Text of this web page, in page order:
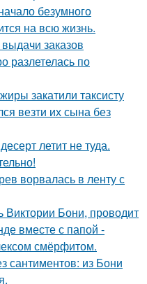
безумного
на всю жизнь.
заказов
разлетелась по
закатили таксисту
везти их сына без
летит не туда.
ворвалась в ленту с
Виктории Бони, проводит
вместе с папой -
смёрфитом.
сантиментов: из Бони